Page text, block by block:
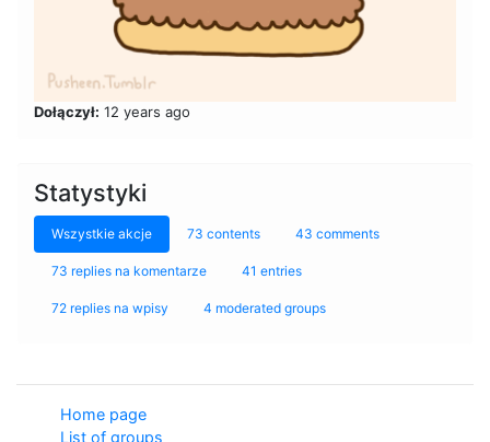
Dołączył: 12 years ago
Statystyki
Wszystkie akcje 73 contents 43 comments
73 replies na komentarze 41 entries
72 replies na wpisy 4 moderated groups
Home page
List of groups